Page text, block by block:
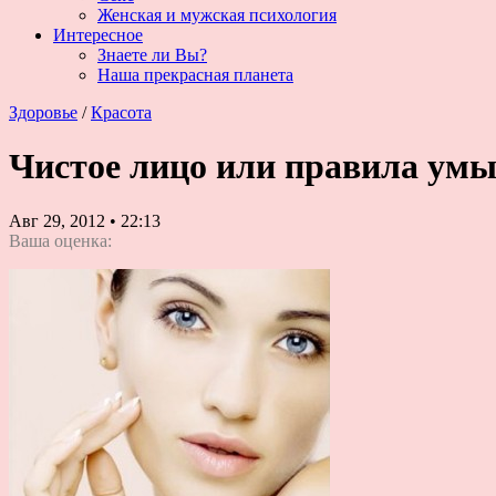
Женская и мужская психология
Интересное
Знаете ли Вы?
Наша прекрасная планета
Здоровье / Красота
Чистое лицо или правила
Авг 29, 2012 • 22:13
Ваша оценка: